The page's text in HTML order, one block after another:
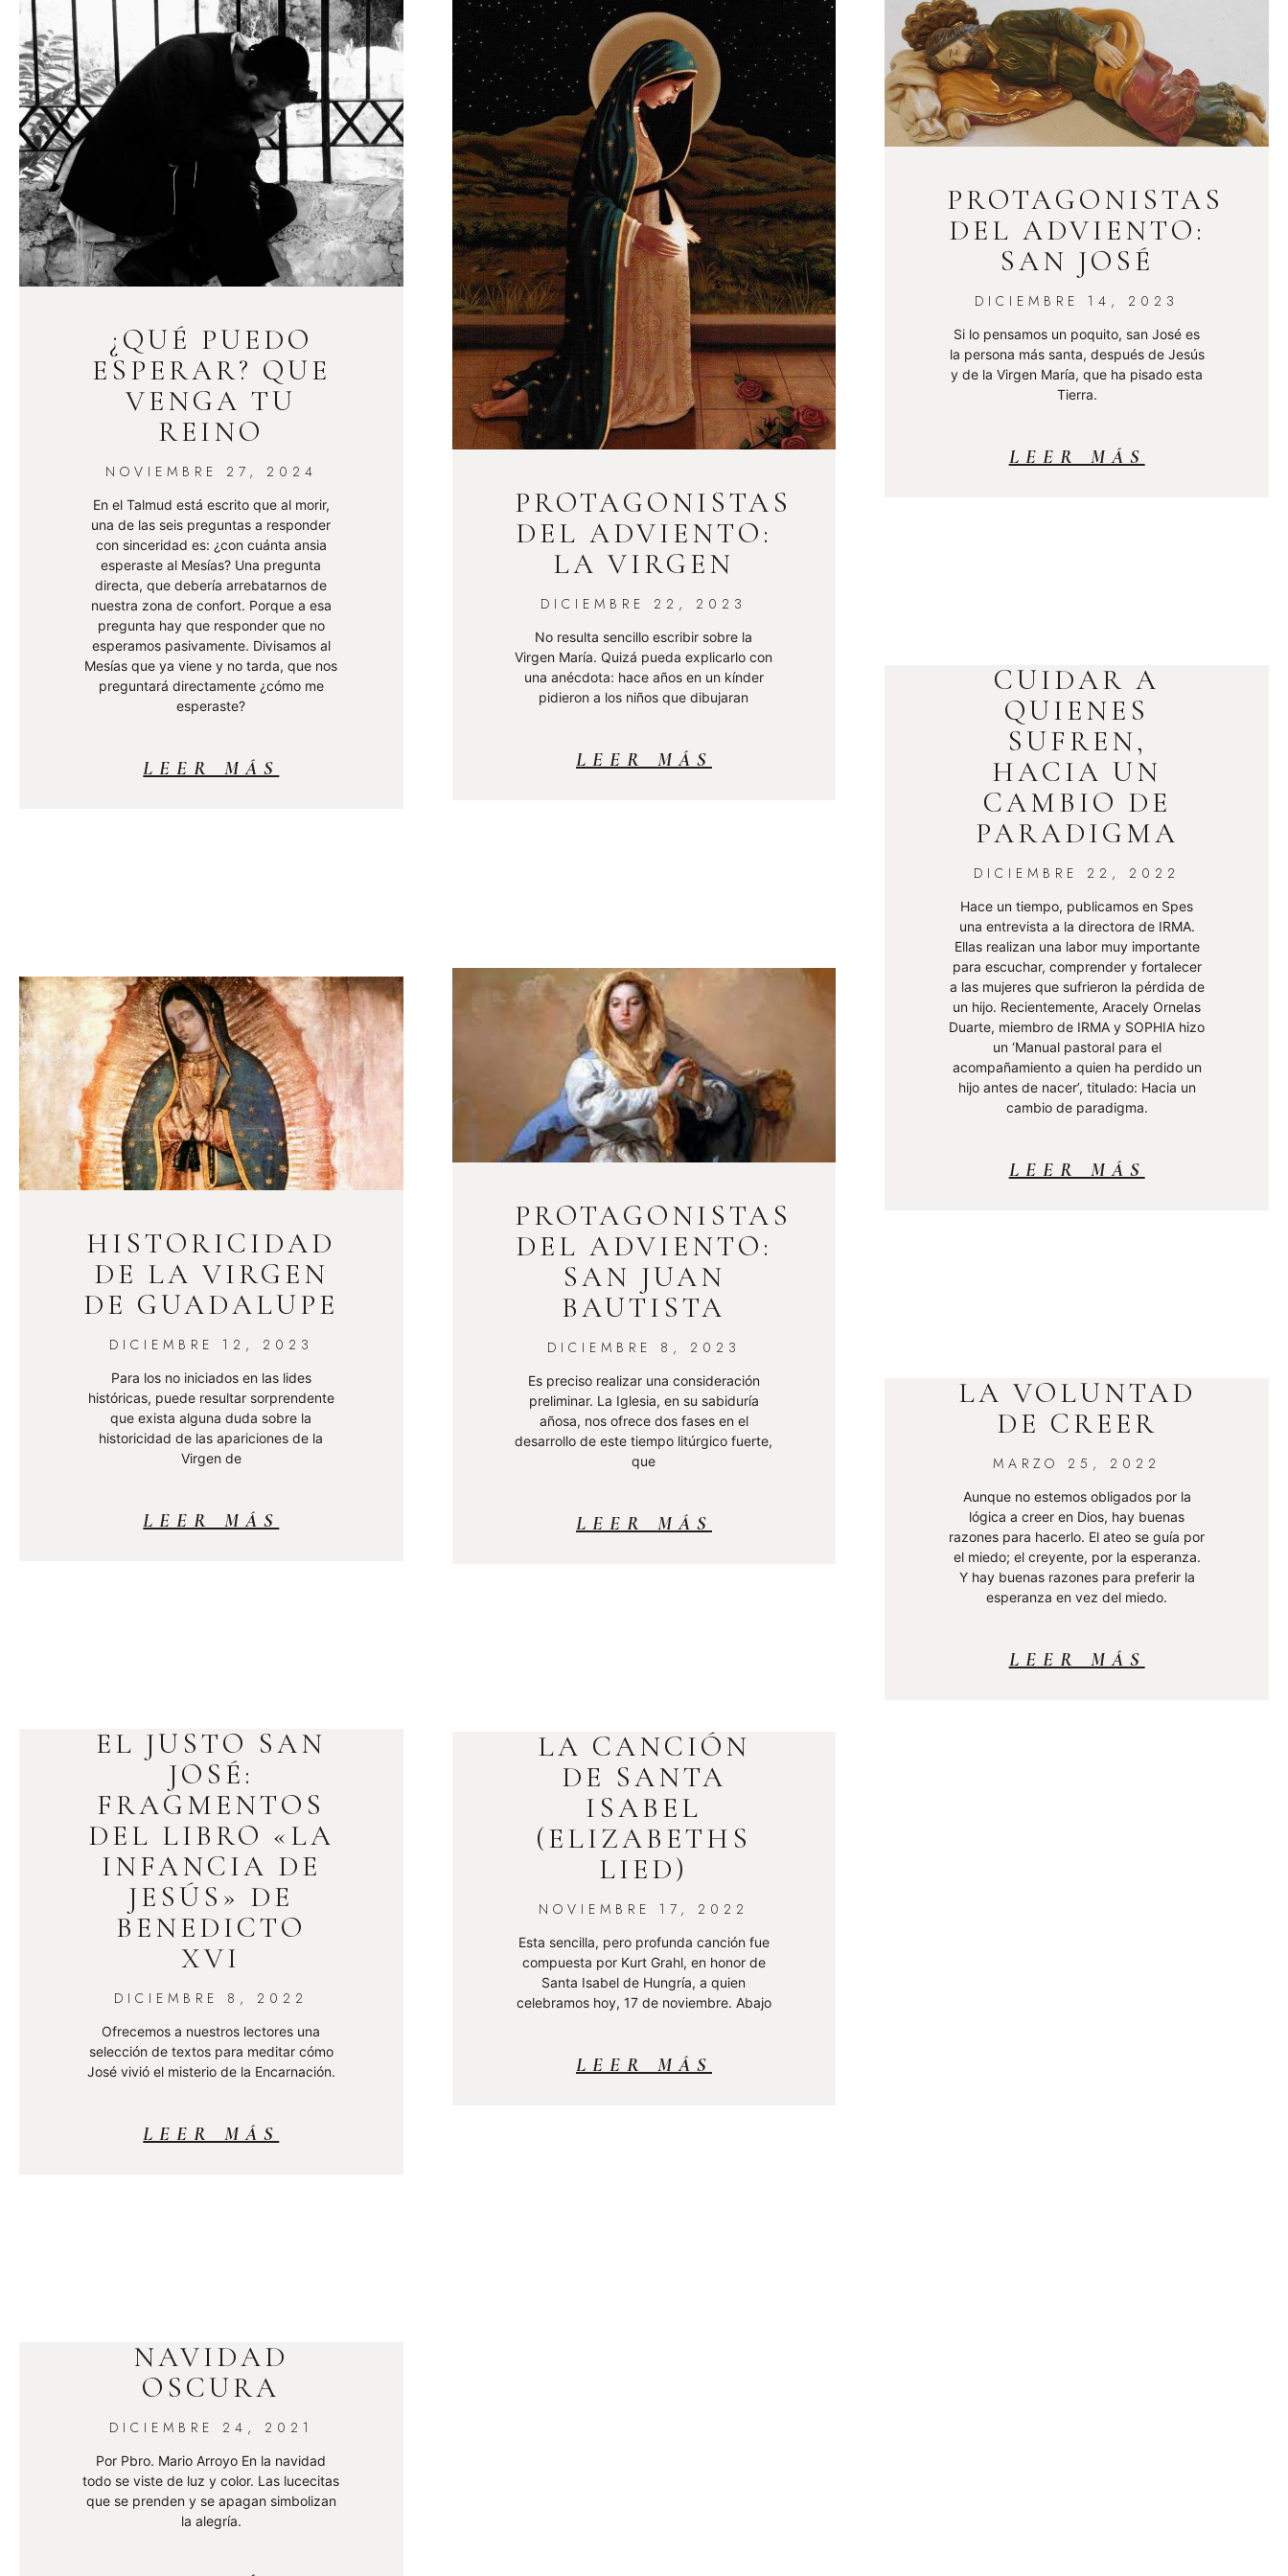
¿QUÉ PUEDO
ESPERAR? QUE
VENGA TU
REINO
NOVIEMBRE 27, 2024
En el Talmud está escrito que al morir,
una de las seis preguntas a responder
con sinceridad es: ¿con cuánta ansia
esperaste al Mesías? Una pregunta
directa, que debería arrebatarnos de
nuestra zona de confort. Porque a esa
pregunta hay que responder que no
esperamos pasivamente. Divisamos al
Mesías que ya viene y no tarda, que nos
preguntará directamente ¿cómo me
esperaste?
LEER MÁS
PROTAGONISTAS
DEL ADVIENTO:
LA VIRGEN
DICIEMBRE 22, 2023
No resulta sencillo escribir sobre la
Virgen María. Quizá pueda explicarlo con
una anécdota: hace años en un kínder
pidieron a los niños que dibujaran
LEER MÁS
PROTAGONISTAS
DEL ADVIENTO:
SAN JOSÉ
DICIEMBRE 14, 2023
Si lo pensamos un poquito, san José es
la persona más santa, después de Jesús
y de la Virgen María, que ha pisado esta
Tierra.
LEER MÁS
HISTORICIDAD
DE LA VIRGEN
DE GUADALUPE
DICIEMBRE 12, 2023
Para los no iniciados en las lides
históricas, puede resultar sorprendente
que exista alguna duda sobre la
historicidad de las apariciones de la
Virgen de
LEER MÁS
PROTAGONISTAS
DEL ADVIENTO:
SAN JUAN
BAUTISTA
DICIEMBRE 8, 2023
Es preciso realizar una consideración
preliminar. La Iglesia, en su sabiduría
añosa, nos ofrece dos fases en el
desarrollo de este tiempo litúrgico fuerte,
que
LEER MÁS
CUIDAR A
QUIENES
SUFREN,
HACIA UN
CAMBIO DE
PARADIGMA
DICIEMBRE 22, 2022
Hace un tiempo, publicamos en Spes
una entrevista a la directora de IRMA.
Ellas realizan una labor muy importante
para escuchar, comprender y fortalecer
a las mujeres que sufrieron la pérdida de
un hijo. Recientemente, Aracely Ornelas
Duarte, miembro de IRMA y SOPHIA hizo
un ‘Manual pastoral para el
acompañamiento a quien ha perdido un
hijo antes de nacer’, titulado: Hacia un
cambio de paradigma.
LEER MÁS
EL JUSTO SAN
JOSÉ:
FRAGMENTOS
DEL LIBRO «LA
INFANCIA DE
JESÚS» DE
BENEDICTO
XVI
DICIEMBRE 8, 2022
Ofrecemos a nuestros lectores una
selección de textos para meditar cómo
José vivió el misterio de la Encarnación.
LEER MÁS
LA CANCIÓN
DE SANTA
ISABEL
(ELIZABETHS
LIED)
NOVIEMBRE 17, 2022
Esta sencilla, pero profunda canción fue
compuesta por Kurt Grahl, en honor de
Santa Isabel de Hungría, a quien
celebramos hoy, 17 de noviembre. Abajo
LEER MÁS
LA VOLUNTAD
DE CREER
MARZO 25, 2022
Aunque no estemos obligados por la
lógica a creer en Dios, hay buenas
razones para hacerlo. El ateo se guía por
el miedo; el creyente, por la esperanza.
Y hay buenas razones para preferir la
esperanza en vez del miedo.
LEER MÁS
NAVIDAD
OSCURA
DICIEMBRE 24, 2021
Por Pbro. Mario Arroyo En la navidad
todo se viste de luz y color. Las lucecitas
que se prenden y se apagan simbolizan
la alegría.